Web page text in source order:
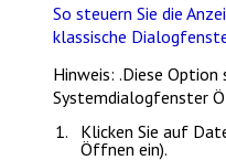
So steuern Sie die
klassische
Hinweis: .Diese Option
Systemdialogfenster
Klicken Sie auf
Öffnen ein).